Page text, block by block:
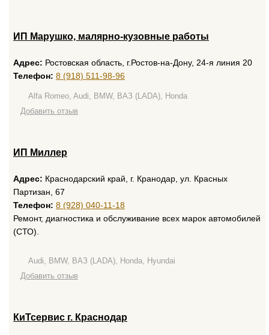
ИП Марушко, малярно-кузовные работы
Адрес: Ростовская область, г.Ростов-на-Дону, 24-я линия 20
Телефон: 8 (918) 511-98-96
Alfa Romeo, Audi, BMW, ВАЗ (LADA), Honda
Добавить отзыв
ИП Миллер
Адрес: Краснодарский край, г. Кранодар, ул. Красных
Партизан, 67
Телефон: 8 (928) 040-11-18
Ремонт, диагностика и обслуживание всех марок автомобилей
(СТО).
Audi, BMW, ВАЗ (LADA), Honda, Hyundai
Добавить отзыв
КиТсервис г. Краснодар